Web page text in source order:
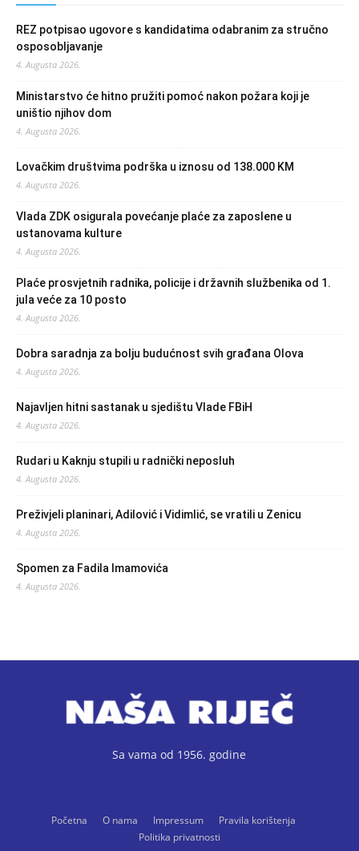
REZ potpisao ugovore s kandidatima odabranim za stručno
osposobljavanje
4. Augusta 2026.
Ministarstvo će hitno pružiti pomoć nakon požara koji je
uništio njihov dom
4. Augusta 2026.
Lovačkim društvima podrška u iznosu od 138.000 KM
4. Augusta 2026.
Vlada ZDK osigurala povećanje plaće za zaposlene u
ustanovama kulture
4. Augusta 2026.
Plaće prosvjetnih radnika, policije i državnih službenika od 1.
jula veće za 10 posto
4. Augusta 2026.
Dobra saradnja za bolju budućnost svih građana Olova
4. Augusta 2026.
Najavljen hitni sastanak u sjedištu Vlade FBiH
4. Augusta 2026.
Rudari u Kaknju stupili u radnički neposluh
4. Augusta 2026.
Preživjeli planinari, Adilović i Vidimlić, se vratili u Zenicu
4. Augusta 2026.
Spomen za Fadila Imamovića
4. Augusta 2026.
Sa vama od 1956. godine
Početna O nama Impressum
Pravila korištenja
Politika privatnosti